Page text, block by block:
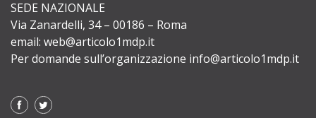
SEDE NAZIONALE
Via Zanardelli, 34 – 00186 – Roma
email: web@articolo1mdp.it
Per domande sull’organizzazione info@articolo1mdp.it